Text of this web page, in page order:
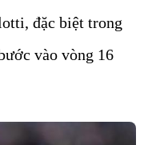
đặc biệt trong
vào vòng 16